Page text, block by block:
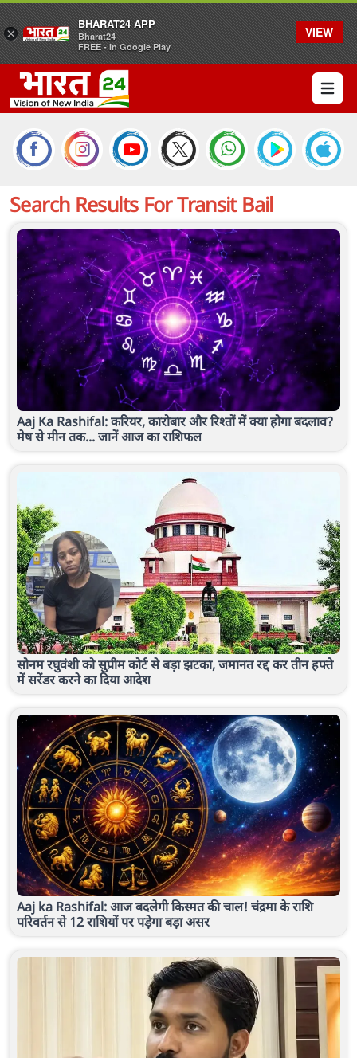
Open
Search Results ForTransit Bail
Aaj Ka Rashifal: करियर, कारोबार और रिश्तों में क्या होगा बदलाव?
मेष से मीन तक... जानें आज का राशिफल
सोनम रघुवंशी को सुप्रीम कोर्ट से बड़ा झटका, जमानत रद्द कर तीन हफ्ते
में सरेंडर करने का दिया आदेश
Aaj ka Rashifal: आज बदलेगी किस्मत की चाल! चंद्रमा के राशि
परिवर्तन से 12 राशियों पर पड़ेगा बड़ा असर
×
BHARAT24 APP
Bharat24
FREE - In Google Play
VIEW